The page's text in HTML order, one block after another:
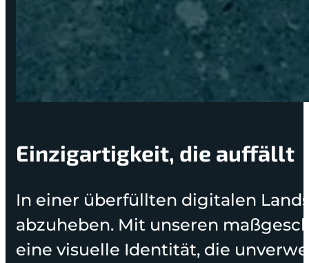
Einzigartigkeit, die auffällt
In einer überfüllten digitalen
abzuheben. Mit unseren
eine visuelle Identität, die